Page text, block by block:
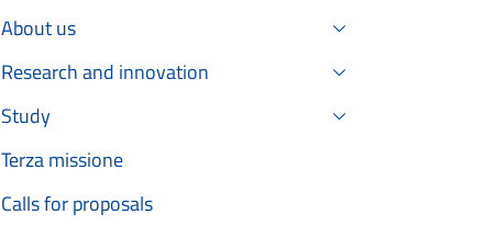
About us
Research and innovation
Study
Terza missione
Calls for proposals